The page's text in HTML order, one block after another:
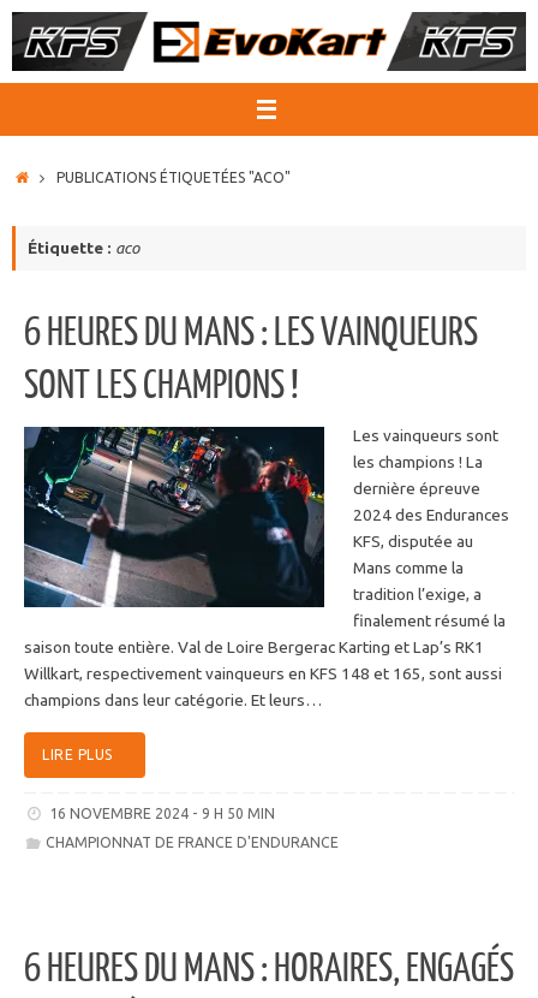
Passer
au
ACCUEIL
PUBLICATIONS ÉTIQUETÉES "ACO"
Étiquette : aco
6 HEURES DU MANS : LES VAINQUEURS
SONT LES CHAMPIONS !
Les vainqueurs sont
les champions ! La
dernière épreuve
2024 des Endurances
KFS, disputée au
Mans comme la
tradition l’exige, a
finalement résumé la
saison toute entière. Val de Loire Bergerac Karting et Lap’s RK1
Willkart, respectivement vainqueurs en KFS 148 et 165, sont aussi
champions dans leur catégorie. Et leurs…
LIRE PLUS
16 NOVEMBRE 2024 - 9 H 50 MIN
CHAMPIONNAT DE FRANCE D'ENDURANCE
6 HEURES DU MANS : HORAIRES, ENGAGÉS